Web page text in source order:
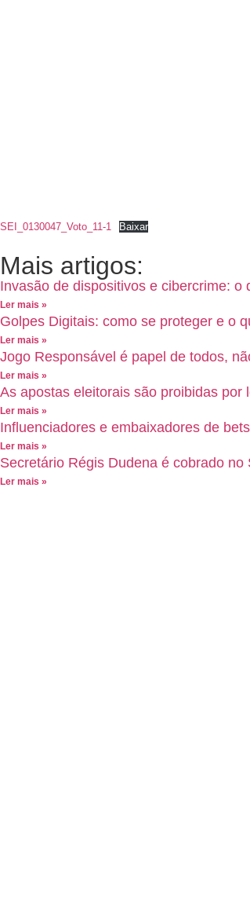
SEI_0130047_Voto_11-1 Baixar
Mais artigos:
Invasão de dispositivos e cibercrime: o
Ler mais »
Golpes Digitais: como se proteger e o
Ler mais »
Jogo Responsável é papel de todos,
Ler mais »
As apostas eleitorais são proibidas por
Ler mais »
Influenciadores e embaixadores de
Ler mais »
Secretário Régis Dudena é cobrado
Ler mais »